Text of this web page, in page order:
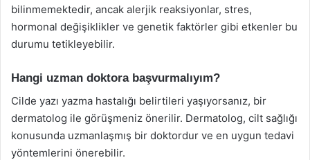
bilinmemektedir, ancak alerjik reaksiyonlar, stres,
hormonal değişiklikler ve genetik faktörler gibi etkenler bu
durumu tetikleyebilir.
Hangi uzman doktora başvurmalıyım?
Cilde yazı yazma hastalığı belirtileri yaşıyorsanız, bir
dermatolog ile görüşmeniz önerilir. Dermatolog, cilt sağlığı
konusunda uzmanlaşmış bir doktordur ve en uygun tedavi
yöntemlerini önerebilir.